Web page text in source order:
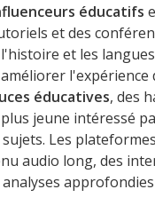
éducatifs
et des
et les
éducatives, des
jeune intéressé
Les
audio long, des